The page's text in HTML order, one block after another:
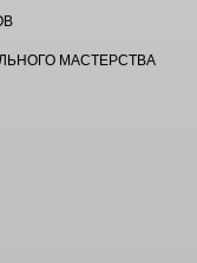
МАСТЕРСТВА